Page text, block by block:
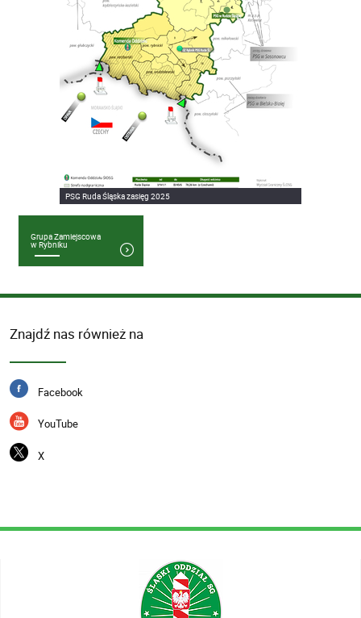
PSG Ruda Śląska zasięg 2025
Grupa Zamiejscowa
w Rybniku
Znajdź nas również na
Facebook
YouTube
X